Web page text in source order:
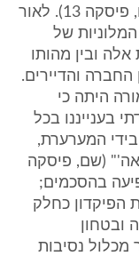
המשתכנים הם פקדון או הלוואה" (שם, פיסקה 13). לאור
של
אלה ובין מהותו
והדיירים.
היתה כי
בענייננו בכל
המערערת,
(שם, פיסקה
בהסכמים;
הפיקדון כחלק
ובטחון
מכלול נסיבות